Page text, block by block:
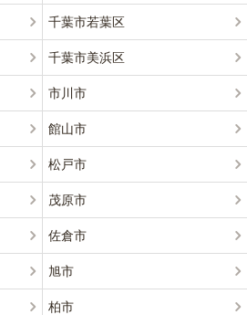
千葉市若葉区
千葉市美浜区
市川市
館山市
松戸市
茂原市
佐倉市
旭市
柏市